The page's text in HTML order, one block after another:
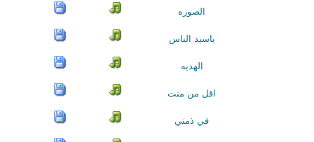
الصوره
ياسيد الناس
الهديه
اقل من منت
في ذمتي